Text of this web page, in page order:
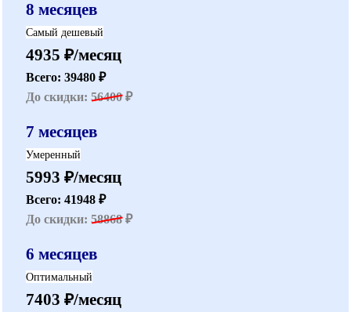
8 месяцев
Самый дешевый
4935 ₽/месяц
Всего: 39480 ₽
До скидки: 56400₽
7 месяцев
Умеренный
5993 ₽/месяц
Всего: 41948 ₽
До скидки: 58868₽
6 месяцев
Оптимальный
7403 ₽/месяц